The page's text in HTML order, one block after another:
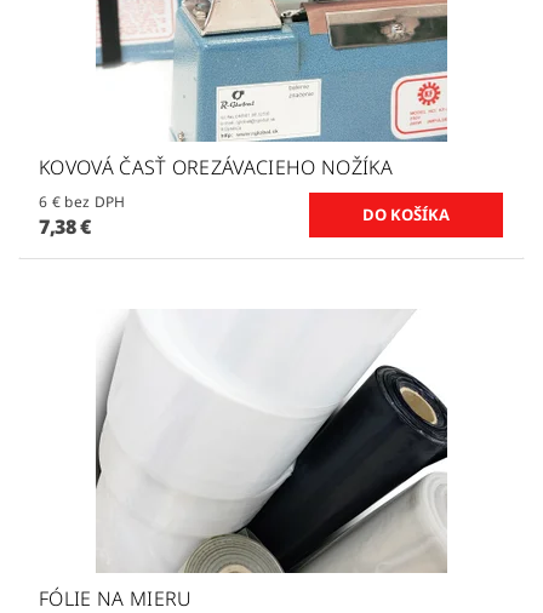
KOVOVÁ ČASŤ OREZÁVACIEHO NOŽÍKA
6 € bez DPH
7,38 €
FÓLIE NA MIERU